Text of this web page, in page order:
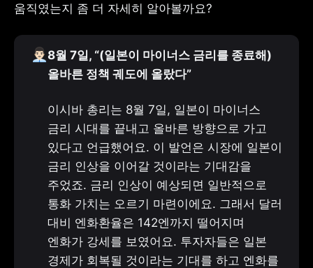
움직였는지 좀 더 자세히 알아볼까요?
👨🏻‍💼8월 7일, “(일본이 마이너스 금리를 종료해)
올바른 정책 궤도에 올랐다”
이시바 총리는 8월 7일, 일본이 마이너스
금리 시대를 끝내고 올바른 방향으로 가고
있다고 언급했어요. 이 발언은 시장에 일본이
금리 인상을 이어갈 것이라는 기대감을
주었죠. 금리 인상이 예상되면 일반적으로
통화 가치는 오르기 마련이에요. 그래서 달러
대비 엔화환율은 142엔까지 떨어지며
엔화가 강세를 보였어요. 투자자들은 일본
경제가 회복될 것이라는 기대를 하고 엔화를